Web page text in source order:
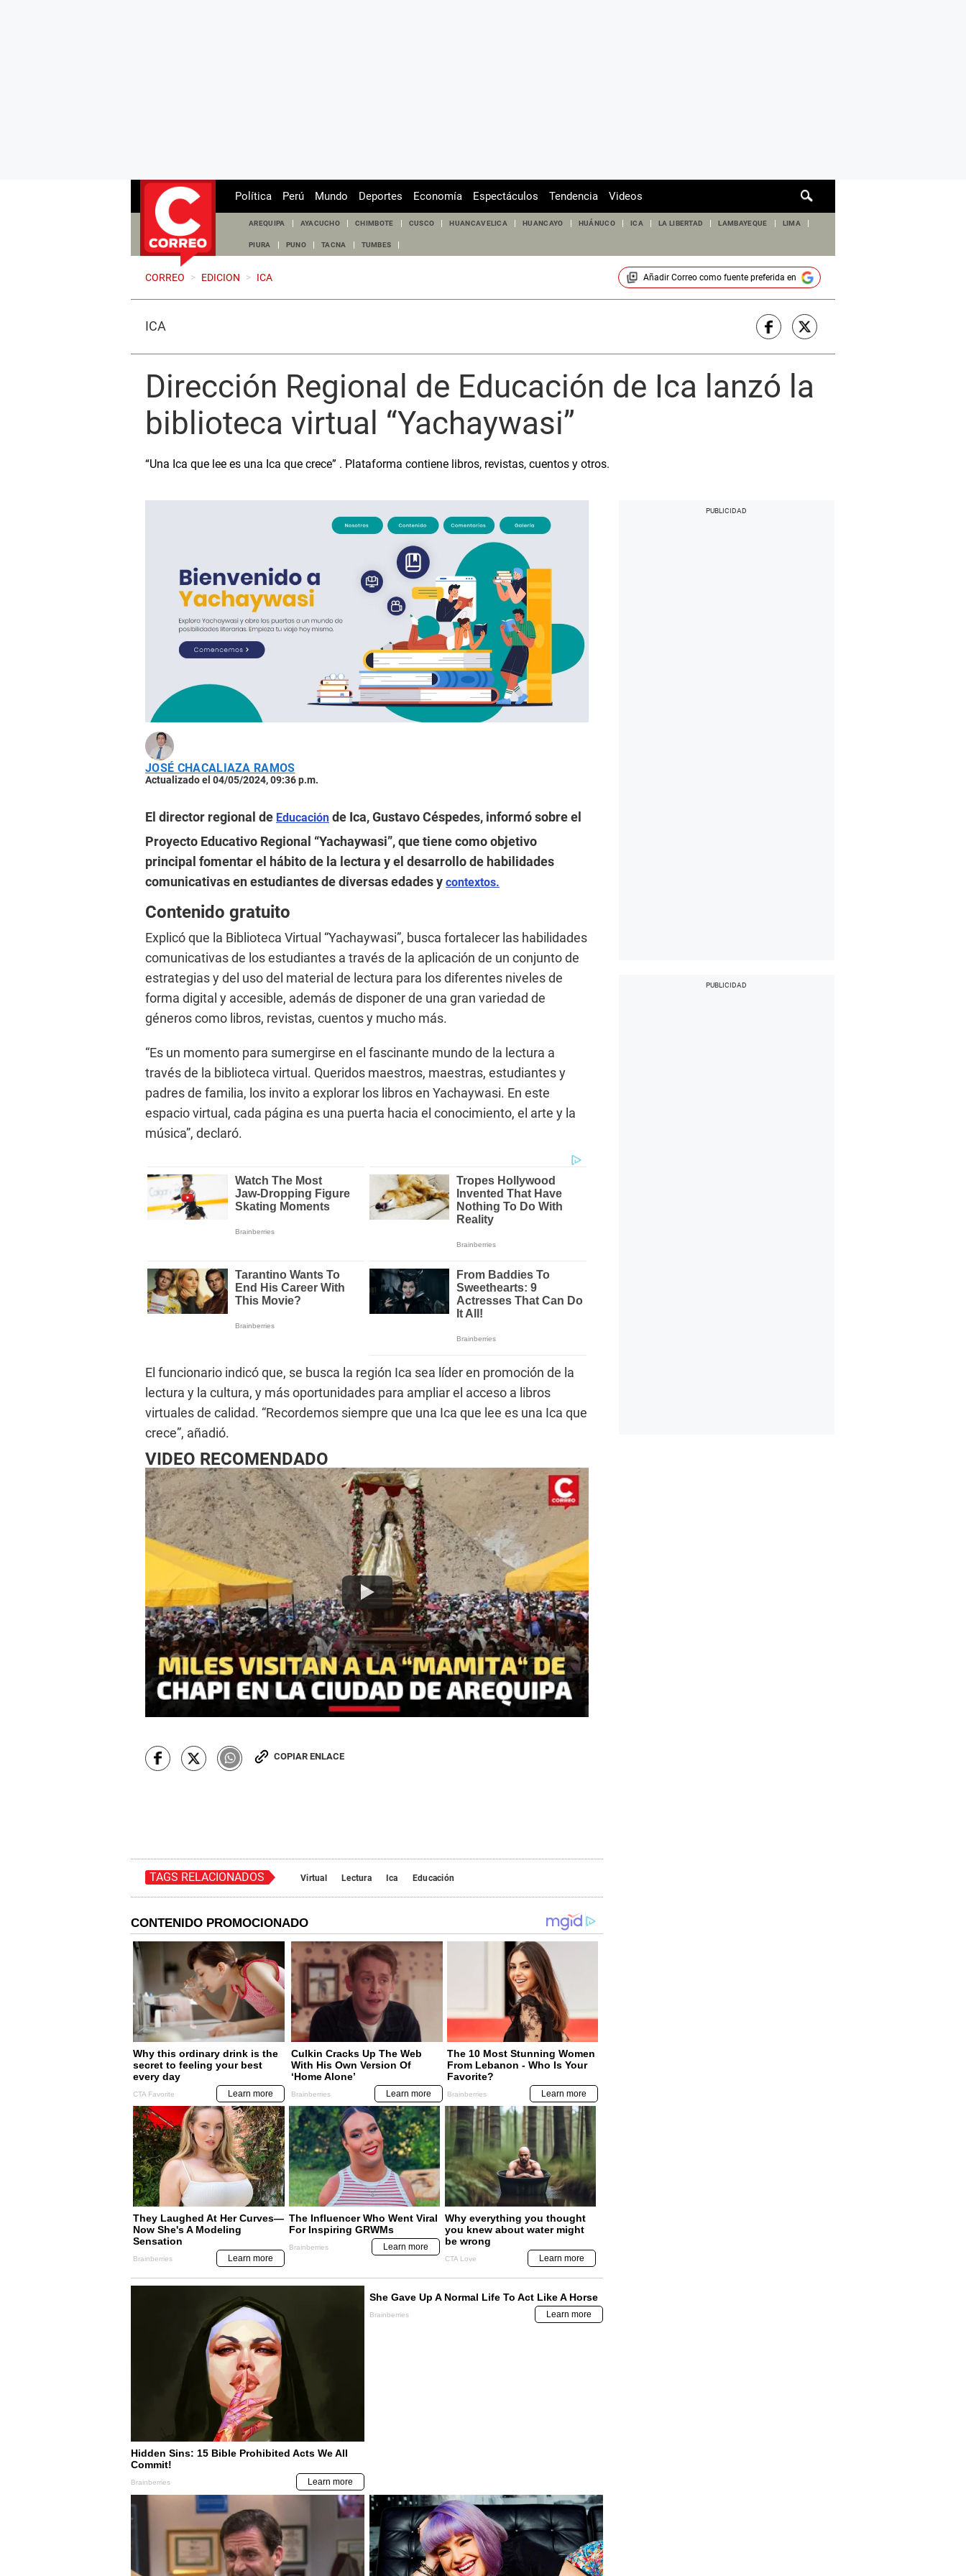
de
Política Perú Mundo Deportes Economía Espectáculos Tendencia Videos
AREQUIPA AYACUCHO CHIMBOTE CUSCO HUANCAVELICA HUANCAYO HUÁNUCO ICA LA LIBERTAD LAMBAYEQUE LIMA
PIURA PUNO TACNA TUMBES
CORREO > EDICION > ICA Añadir Correocomo fuente preferida en
ICA
Dirección Regional de Educación de Ica lanzó la
biblioteca virtual “Yachaywasi”
“Una Ica que lee es una Ica que crece” . Plataforma contiene libros, revistas, cuentos y otros.
JOSÉ CHACALIAZA RAMOS
Actualizado el 04/05/2024, 09:36 p.m.
El director regional de Educación de Ica, Gustavo Céspedes, informó sobre el
Proyecto Educativo Regional “Yachaywasi”, que tiene como objetivo
principal fomentar el hábito de la lectura y el desarrollo de habilidades
comunicativas en estudiantes de diversas edades y contextos.
Contenido gratuito
Explicó que la Biblioteca Virtual “Yachaywasi”, busca fortalecer las habilidades
comunicativas de los estudiantes a través de la aplicación de un conjunto de
estrategias y del uso del material de lectura para los diferentes niveles de
forma digital y accesible, además de disponer de una gran variedad de
géneros como libros, revistas, cuentos y mucho más.
“Es un momento para sumergirse en el fascinante mundo de la lectura a
través de la biblioteca virtual. Queridos maestros, maestras, estudiantes y
padres de familia, los invito a explorar los libros en Yachaywasi. En este
espacio virtual, cada página es una puerta hacia el conocimiento, el arte y la
música”, declaró.
El funcionario indicó que, se busca la región Ica sea líder en promoción de la
lectura y la cultura, y más oportunidades para ampliar el acceso a libros
virtuales de calidad. “Recordemos siempre que una Ica que lee es una Ica que
crece”, añadió.
VIDEO RECOMENDADO
COPIAR ENLACE
TAGS RELACIONADOS Virtual Lectura Ica Educación